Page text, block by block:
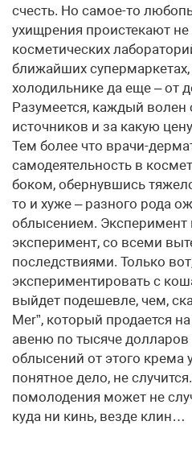
счесть. Но самое-то
ухищрения проистекают
косметических
ближайших
холодильнике да еще – от
Разумеется, каждый волен
источников и за какую
Тем более что врачи-
самодеятельность в
боком, обернувшись
то и хуже – разного рода
облысением. Эксперимент
эксперимент, со всеми
последствиями. Только
экспериментировать с
выйдет подешевле, чем,
Mer”, который продается
авеню по тысяче долларов
облысений от этого крема
понятное дело, не
помолодения может не
куда ни кинь, везде клин…